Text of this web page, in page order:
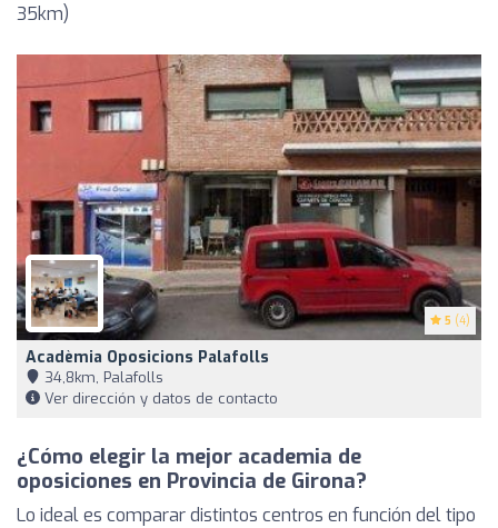
35km)
5 (4)
Acadèmia Oposicions Palafolls
34,8km, Palafolls
Ver dirección y datos de contacto
¿Cómo elegir la mejor academia de
oposiciones en Provincia de Girona?
Lo ideal es comparar distintos centros en función del tipo